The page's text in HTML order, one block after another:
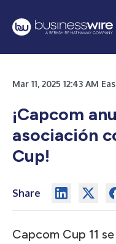
Mar 11, 2025 12:43 AM
¡Capcom
asociación
Cup!
Share
Capcom Cup 11